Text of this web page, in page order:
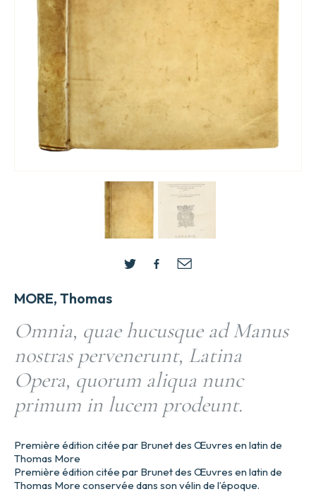
MORE, Thomas
Omnia, quae hucusque ad Manus
nostras pervenerunt, Latina
Opera, quorum aliqua nunc
primum in lucem prodeunt.
Première édition citée par Brunet des Œuvres en latin de
Thomas More
Première édition citée par Brunet des Œuvres en latin de
Thomas More conservée dans son vélin de l’époque.